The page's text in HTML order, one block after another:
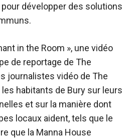
développer des solutions
in the Room », une vidéo
de reportage de The
journalistes vidéo de The
les habitants de Bury sur leurs
et sur la manière dont
locaux aident, tels que le
que la Manna House